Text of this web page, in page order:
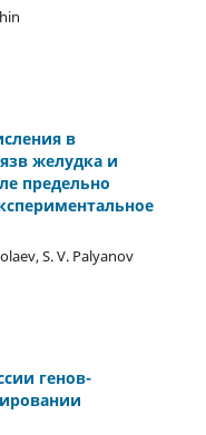
в
желудка и
предельно
S. V. Palyanov
генов-